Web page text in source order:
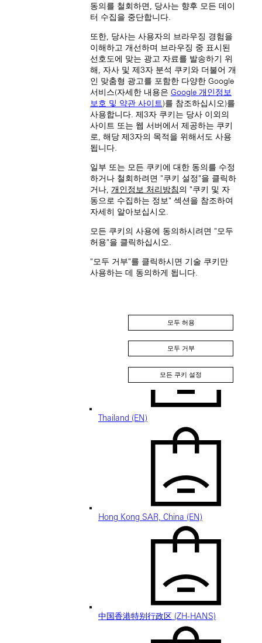
Singapore (EN)
新加坡 (ZH-HANS)
Japan (EN)
中国 (ZH-HANS)
Thailand (EN)
Hong Kong SAR, China (EN)
中国香港特别行政区 (ZH-HANS)
동의를 철회하면, 당사는 향후 모든 데이
터 수집을 중단합니다.
또한, 당사는 사용자의 브라우징 경험을
이해하고 개선하며 브라우징 중 표시된
선호도에 맞는 광고 자료를 발송하기 위
해, 자사 및 제3자 분석 쿠키와 더불어 개
인 맞춤형 광고를 포함한 다양한 Google
서비스(자세한 내용은 Google 개인정보
보호 및 약관 사이트)를 참조하십시오)를
사용합니다. 제3자 쿠키는 당사 이외의
사이트 또는 웹 서버에서 제공하는 쿠키
로, 해당 제3자의 목적을 위해서도 사용
됩니다.
일부 또는 모든 쿠키에 대한 동의를 수정
하거나 철회하려면 "쿠키 설정"을 클릭하
거나, 개인정보 처리방침의 "쿠키 및 자
동으로 수집하는 정보" 섹션을 참조하여
자세히 알아보십시오.
모든 쿠키의 사용에 동의하시려면 "모두
허용"을 클릭하십시오.
"모두 거부"를 클릭하시면 기술 쿠키만
사용하는 데 동의하게 됩니다.
모두 허용
모두 거부
모든 쿠키 설정